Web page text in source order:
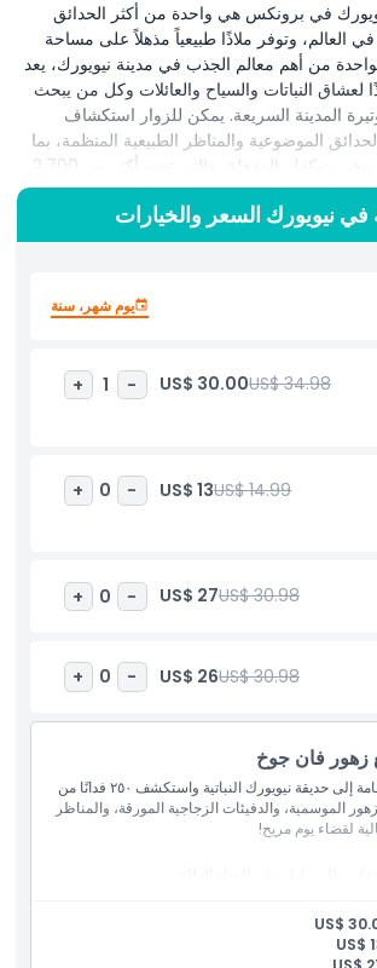
في برونكس هي واحدة من أكثر الحدائق
في العالم، وتوفر ملاذًا طبيعياً مذهلاً على مساحة
كواحدة من أهم معالم الجذب في مدينة نيويورك، يعد
لعشاق النباتات والسياح والعائلات وكل من يبحث
المدينة السريعة. يمكن للزوار استكشاف
الموضوعية والمناظر الطبيعية المنظمة، بما
في ذلك حديقة الورود بيغي روكفلر المذهلة، والتي تضم أكثر من 2,700
المياه الهادئة، والحديقة الصخرية الساحرة. ومن
حديقة النباتات المحلية، التي تحتضن ما يقرب
شجرة وسرخس وشجيرات وعشب محلي، بالإضافة إلى
البيئية. تعرَض الدفيئة الأيقونية إينيد أ. هوابت،
الفيكتوري، غابات مطيرة استوائية، ونُظُمًا
نصائح عملية وإلهامًا. ومن الفعاليات الموسمية
المفضلة عرض قطار العطلات، عرض سحري يضم 190 معلمًا مصغرًا
طبيعية. سواء كنت مهتمًا بعلوم البستنة، أو
الحديقة النباتية في نيويورك وجهة لا بد من
في نيويورك السعر والخيارات
يوم شهر، سنة
US$ 34.98
US$ 30.00
-
1
+
US$ 14.99
US$ 13
-
0
+
US$ 30.98
US$ 27
-
0
+
US$ 30.98
US$ 26
-
0
+
زهور فان جوخ
احصل على تذكرة عامة إلى حديقة نيويورك النباتية واستكشف ٢٥٠ فدانًا من
الموسمية، والدفيئات الزجاجية المورقة، والمناظر
لقضاء يوم مريح!
والمسارات في الهواء الطلق
(موسمي) وحديقة النباتات الأصلية
النباتية
US$
US$